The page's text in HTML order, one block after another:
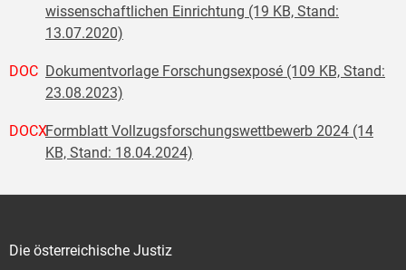
wissenschaftlichen Einrichtung (19 KB, Stand:
13.07.2020)
DOC Dokumentvorlage Forschungsexposé (109 KB, Stand:
23.08.2023)
DOCXFormblatt Vollzugsforschungswettbewerb 2024 (14
KB, Stand: 18.04.2024)
Die österreichische Justiz